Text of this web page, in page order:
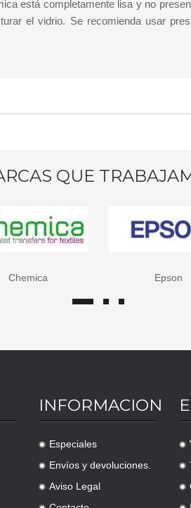
está completamente lisa y no
el vidrio. Se recomienda usar
QUE
Chemica Epson
INFORMACION
.
Especiales
.
Envíos y devoluciones.
.
Aviso Legal
.
.
.